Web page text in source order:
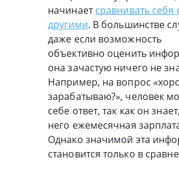
начинаетсравнивать себя
другими. В большинстве
даже если возможность
объективно оценить
она зачастую ничего не
Например, на вопрос
зарабатываю?», человек
себе ответ, так как он
него ежемесячная
Однако значимой эта
становится только в